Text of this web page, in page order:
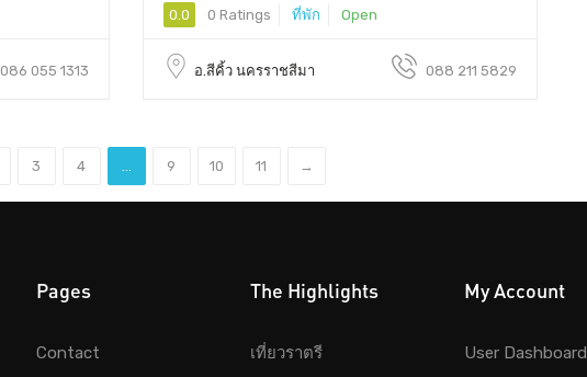
086 055 1313
0.0 0 Ratings ที่พัก Open
อ.สีคิ้ว นครราชสีมา 088 211 5829
3 4 ... 9 10 11 →
Pages
Contact
The Highlights
เที่ยวราตรี
My Account
User Dashboard